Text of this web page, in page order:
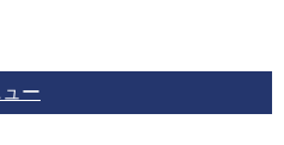
ー